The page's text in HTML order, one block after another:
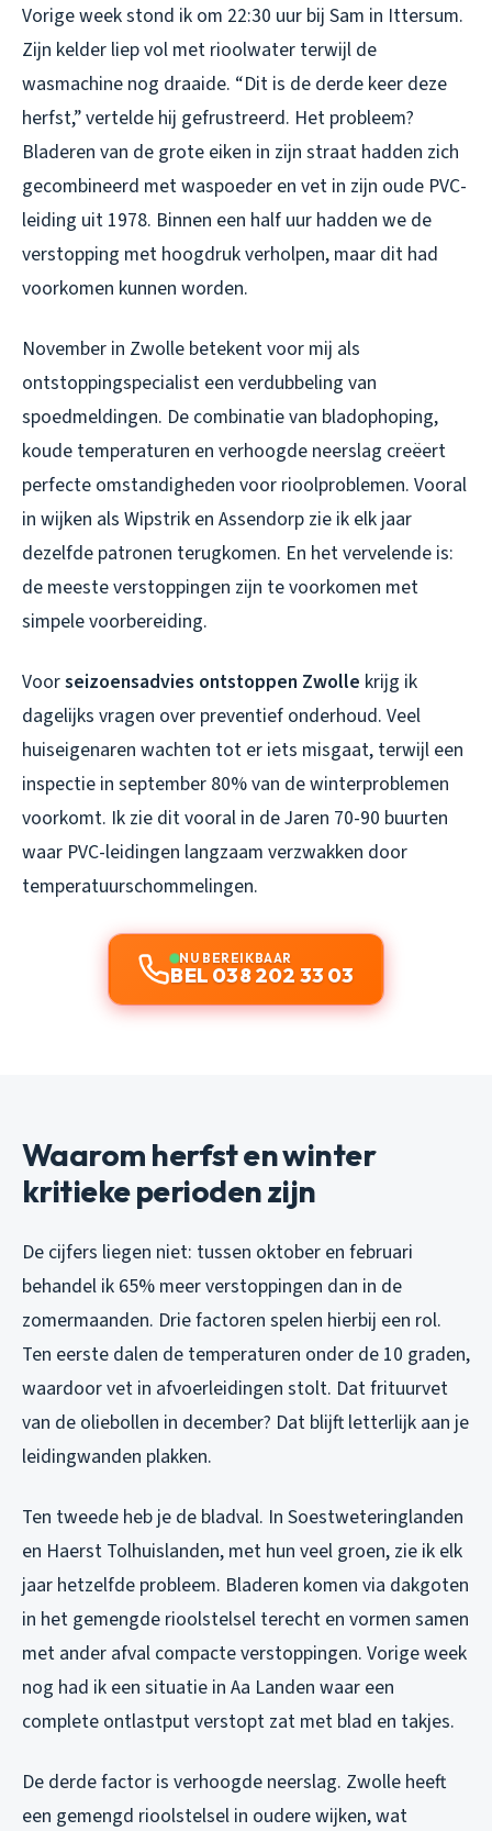
Vorige week stond ik om 22:30 uur bij Sam in Ittersum.
Zijn kelder liep vol met rioolwater terwijl de
wasmachine nog draaide. “Dit is de derde keer deze
herfst,” vertelde hij gefrustreerd. Het probleem?
Bladeren van de grote eiken in zijn straat hadden zich
gecombineerd met waspoeder en vet in zijn oude PVC-
leiding uit 1978. Binnen een half uur hadden we de
verstopping met hoogdruk verholpen, maar dit had
voorkomen kunnen worden.
November in Zwolle betekent voor mij als
ontstoppingspecialist een verdubbeling van
spoedmeldingen. De combinatie van bladophoping,
koude temperaturen en verhoogde neerslag creëert
perfecte omstandigheden voor rioolproblemen. Vooral
in wijken als Wipstrik en Assendorp zie ik elk jaar
dezelfde patronen terugkomen. En het vervelende is:
de meeste verstoppingen zijn te voorkomen met
simpele voorbereiding.
Voorseizoensadvies ontstoppen Zwolle krijg ik
dagelijks vragen over preventief onderhoud. Veel
huiseigenaren wachten tot er iets misgaat, terwijl een
inspectie in september 80% van de winterproblemen
voorkomt. Ik zie dit vooral in de Jaren 70-90 buurten
waar PVC-leidingen langzaam verzwakken door
temperatuurschommelingen.
NU BEREIKBAAR
BEL 038 202 33 03
Waarom herfst en winter
kritieke perioden zijn
De cijfers liegen niet: tussen oktober en februari
behandel ik 65% meer verstoppingen dan in de
zomermaanden. Drie factoren spelen hierbij een rol.
Ten eerste dalen de temperaturen onder de 10 graden,
waardoor vet in afvoerleidingen stolt. Dat frituurvet
van de oliebollen in december? Dat blijft letterlijk aan je
leidingwanden plakken.
Ten tweede heb je de bladval. In Soestweteringlanden
en Haerst Tolhuislanden, met hun veel groen, zie ik elk
jaar hetzelfde probleem. Bladeren komen via dakgoten
in het gemengde rioolstelsel terecht en vormen samen
met ander afval compacte verstoppingen. Vorige week
nog had ik een situatie in Aa Landen waar een
complete ontlastput verstopt zat met blad en takjes.
De derde factor is verhoogde neerslag. Zwolle heeft
een gemengd rioolstelsel in oudere wijken, wat